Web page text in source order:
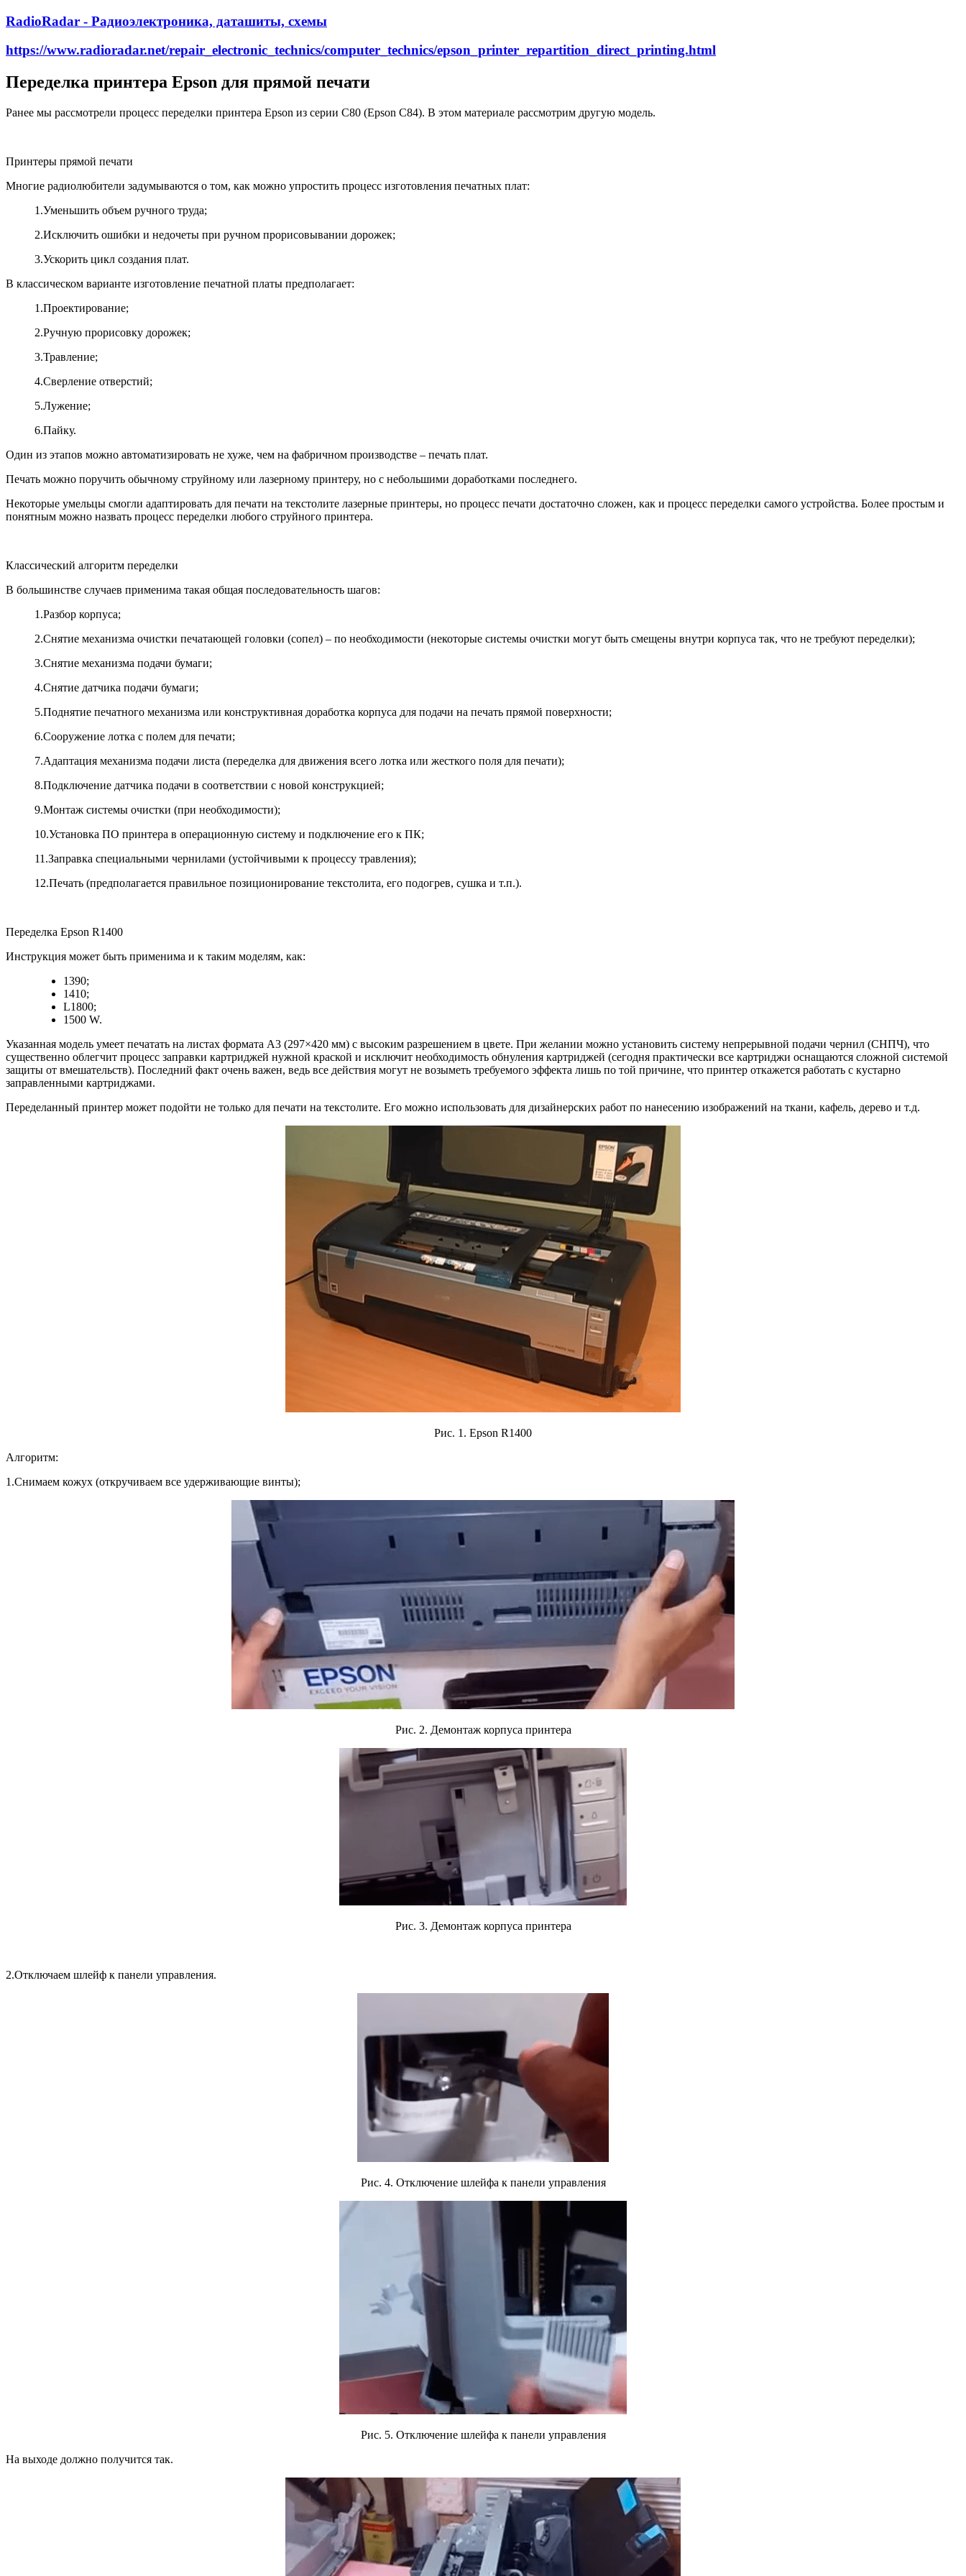
RadioRadar - Радиоэлектроника, даташиты, схемы
https://www.radioradar.net/repair_electronic_technics/computer_technics/epson_printer_repartition_direct_printing.html
Переделка принтера Epson для прямой печати
Ранее мы рассмотрели процесс переделки принтера Epson из серии С80 (Epson C84). В этом материале рассмотрим другую модель.
Принтеры прямой печати
Многие радиолюбители задумываются о том, как можно упростить процесс изготовления печатных плат:
1.Уменьшить объем ручного труда;
2.Исключить ошибки и недочеты при ручном прорисовывании дорожек;
3.Ускорить цикл создания плат.
В классическом варианте изготовление печатной платы предполагает:
1.Проектирование;
2.Ручную прорисовку дорожек;
3.Травление;
4.Сверление отверстий;
5.Лужение;
6.Пайку.
Один из этапов можно автоматизировать не хуже, чем на фабричном производстве – печать плат.
Печать можно поручить обычному струйному или лазерному принтеру, но с небольшими доработками последнего.
Некоторые умельцы смогли адаптировать для печати на текстолите лазерные принтеры, но процесс печати достаточно сложен, как и процесс переделки самого устройства. Более простым и
понятным можно назвать процесс переделки любого струйного принтера.
Классический алгоритм переделки
В большинстве случаев применима такая общая последовательность шагов:
1.Разбор корпуса;
2.Снятие механизма очистки печатающей головки (сопел) – по необходимости (некоторые системы очистки могут быть смещены внутри корпуса так, что не требуют переделки);
3.Снятие механизма подачи бумаги;
4.Снятие датчика подачи бумаги;
5.Поднятие печатного механизма или конструктивная доработка корпуса для подачи на печать прямой поверхности;
6.Сооружение лотка с полем для печати;
7.Адаптация механизма подачи листа (переделка для движения всего лотка или жесткого поля для печати);
8.Подключение датчика подачи в соответствии с новой конструкцией;
9.Монтаж системы очистки (при необходимости);
10.Установка ПО принтера в операционную систему и подключение его к ПК;
11.Заправка специальными чернилами (устойчивыми к процессу травления);
12.Печать (предполагается правильное позиционирование текстолита, его подогрев, сушка и т.п.).
Переделка Epson R1400
Инструкция может быть применима и к таким моделям, как:
1390;
1410;
L1800;
1500 W.
Указанная модель умеет печатать на листах формата А3 (297×420 мм) с высоким разрешением в цвете. При желании можно установить систему непрерывной подачи чернил (СНПЧ), что
существенно облегчит процесс заправки картриджей нужной краской и исключит необходимость обнуления картриджей (сегодня практически все картриджи оснащаются сложной системой
защиты от вмешательств). Последний факт очень важен, ведь все действия могут не возыметь требуемого эффекта лишь по той причине, что принтер откажется работать с кустарно
заправленными картриджами.
Переделанный принтер может подойти не только для печати на текстолите. Его можно использовать для дизайнерских работ по нанесению изображений на ткани, кафель, дерево и т.д.
Рис. 1. Epson R1400
Алгоритм:
1.Снимаем кожух (откручиваем все удерживающие винты);
Рис. 2. Демонтаж корпуса принтера
Рис. 3. Демонтаж корпуса принтера
2.Отключаем шлейф к панели управления.
Рис. 4. Отключение шлейфа к панели управления
Рис. 5. Отключение шлейфа к панели управления
На выходе должно получится так.